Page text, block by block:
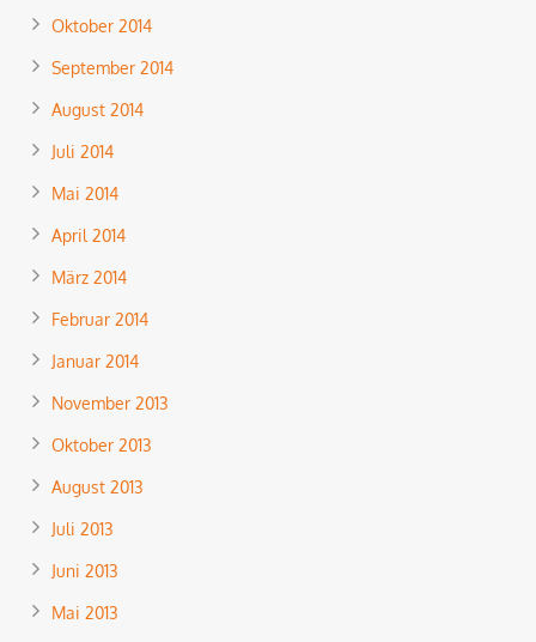
Oktober 2014
September 2014
August 2014
Juli 2014
Mai 2014
April 2014
März 2014
Februar 2014
Januar 2014
November 2013
Oktober 2013
August 2013
Juli 2013
Juni 2013
Mai 2013